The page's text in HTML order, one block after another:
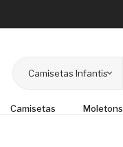
Camisetas Infantis
Camisetas Moletons